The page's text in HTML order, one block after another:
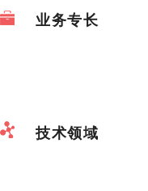
业务专长
技术领域